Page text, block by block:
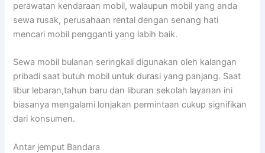
perawatan kendaraan mobil, walaupun mobil yang anda
sewa rusak, perusahaan rental dengan senang hati
mencari mobil pengganti yang labih baik.
Sewa mobil bulanan seringkali digunakan oleh kalangan
pribadi saat butuh mobil untuk durasi yang panjang. Saat
libur lebaran,tahun baru dan liburan sekolah layanan ini
biasanya mengalami lonjakan permintaan cukup signifikan
dari konsumen.
Antar jemput Bandara